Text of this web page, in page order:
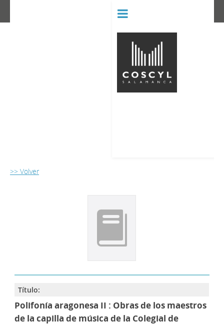
>> Volver
Título:
Polifonía aragonesa II : Obras de los maestros
de la capilla de música de la Colegial de